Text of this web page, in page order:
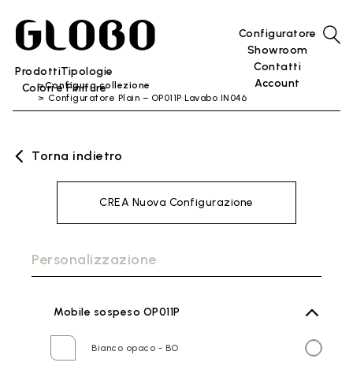
ProdottiTipologie
Colori e Finiture
Configuratore
Showroom
Contatti
Account
Configura collezione
Configuratore Plain – OP011P Lavabo IN046
Torna indietro
CREA Nuova Configurazione
Personalizzazione
Mobile sospeso OP011P
Bianco opaco - BO